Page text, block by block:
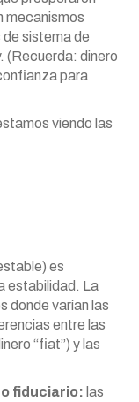
mecanismos
sistema de
(Recuerda: dinero
para
viendo las
es
estabilidad. La
donde varían las
entre las
“fiat”) y las
fiduciario: las